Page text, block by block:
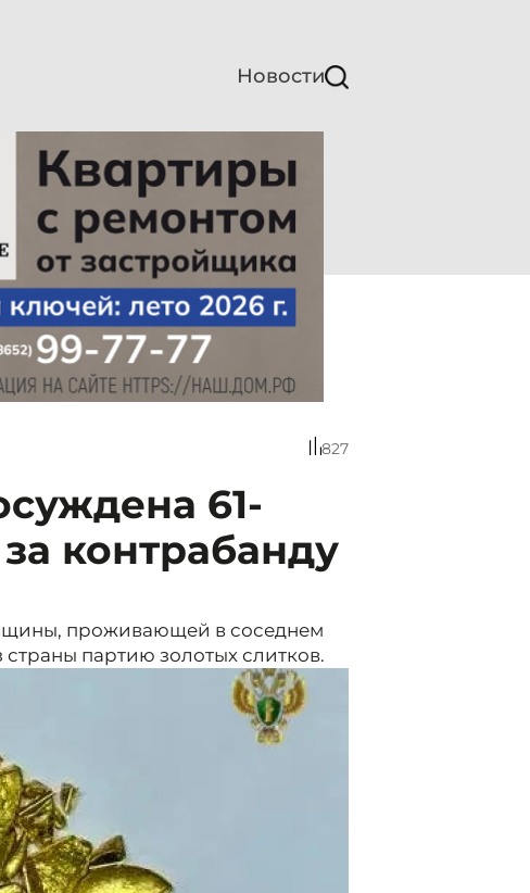
Новости
827
61-
контрабанду
проживающей в соседнем
страны партию золотых слитков.